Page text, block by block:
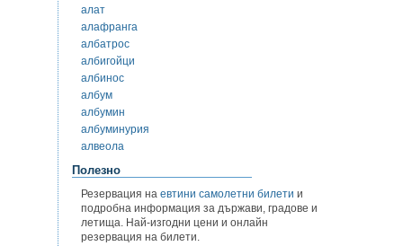
алат
алафранга
албатрос
албигойци
албинос
албум
албумин
албуминурия
алвеола
Полезно
Резервация на евтини самолетни билети и
подробна информация за държави, градове и
летища. Най-изгодни цени и онлайн
резервация на билети.